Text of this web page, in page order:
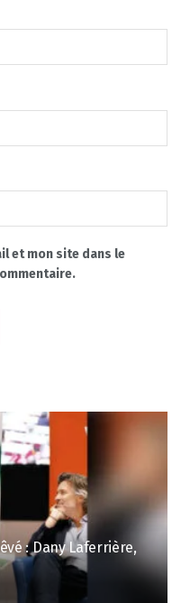
et mon site dans le
: Dany Laferrière,